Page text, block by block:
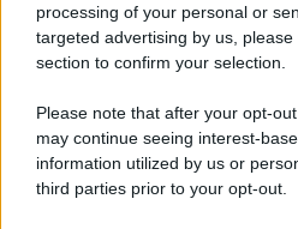
processing of your personal or
targeted advertising by us,
section to confirm your selection.
Please note that after your opt-
may continue seeing interest-
information utilized by us or
third parties prior to your opt-out.
Preferenze PrivacyPrivacy